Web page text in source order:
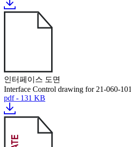
인터페이스 도면
Interface Control drawing for 21-060-101
pdf - 131 KB